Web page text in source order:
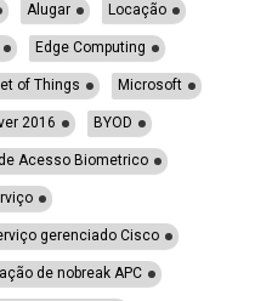
Alugar Locação
Edge Computing
of Things Microsoft
2016 BYOD
Acesso Biometrico
gerenciado Cisco
de nobreak APC